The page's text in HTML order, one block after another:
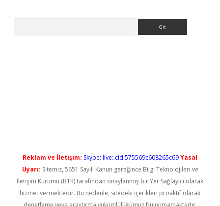
Reklam ve İletişim: Skype: live:.cid.575569c608265c69Yasal
Uyarı: Sitemiz, 5651 Sayılı Kanun gereğince Bilgi Teknolojileri ve
İletişim Kurumu (BTK) tarafından onaylanmış bir Yer Sağlayıcı olarak
hizmet vermektedir. Bu nedenle, sitedeki içerikleri proaktif olarak